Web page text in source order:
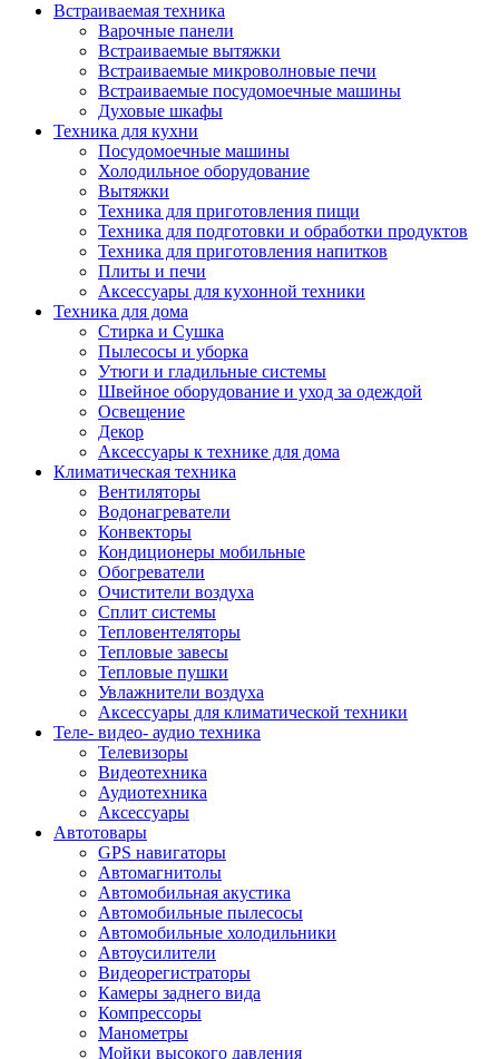
Встраиваемая техника
Варочные панели
Встраиваемые вытяжки
Встраиваемые микроволновые печи
Встраиваемые посудомоечные машины
Духовые шкафы
Техника для кухни
Посудомоечные машины
Холодильное оборудование
Вытяжки
Техника для приготовления пищи
Техника для подготовки и обработки продуктов
Техника для приготовления напитков
Плиты и печи
Аксессуары для кухонной техники
Техника для дома
Стирка и Сушка
Пылесосы и уборка
Утюги и гладильные системы
Швейное оборудование и уход за одеждой
Освещение
Декор
Аксессуары к технике для дома
Климатическая техника
Вентиляторы
Водонагреватели
Конвекторы
Кондиционеры мобильные
Обогреватели
Очистители воздуха
Сплит системы
Тепловентеляторы
Тепловые завесы
Тепловые пушки
Увлажнители воздуха
Аксессуары для климатической техники
Теле- видео- аудио техника
Телевизоры
Видеотехника
Аудиотехника
Аксессуары
Автотовары
GPS навигаторы
Автомагнитолы
Автомобильная акустика
Автомобильные пылесосы
Автомобильные холодильники
Автоусилители
Видеорегистраторы
Камеры заднего вида
Компрессоры
Манометры
Мойки высокого давления